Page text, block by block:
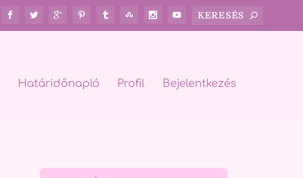
Határidőnapló Profil Bejelentkezés